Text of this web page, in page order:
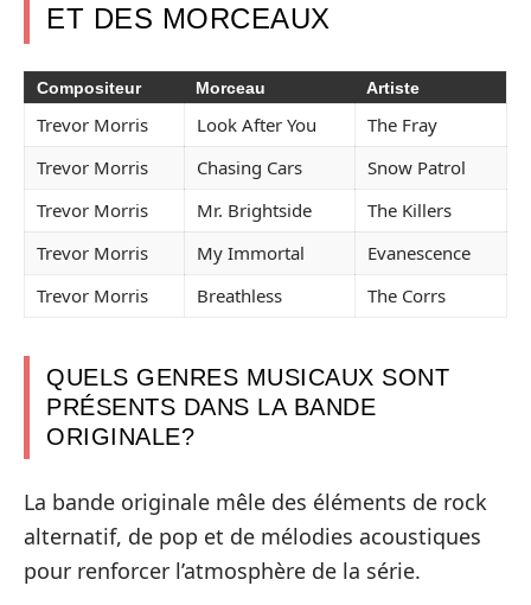
ET DES MORCEAUX
Compositeur Morceau Artiste
Trevor Morris Look After You
The Fray
Trevor Morris
Chasing Cars
Snow Patrol
Trevor Morris
Mr. Brightside
The Killers
Trevor Morris
My Immortal
Evanescence
Trevor Morris
Breathless The Corrs
QUELS GENRES MUSICAUX SONT
PRÉSENTS DANS LA BANDE
ORIGINALE?
La bande originale mêle des éléments de rock
alternatif, de pop et de mélodies acoustiques
pour renforcer l’atmosphère de la série.